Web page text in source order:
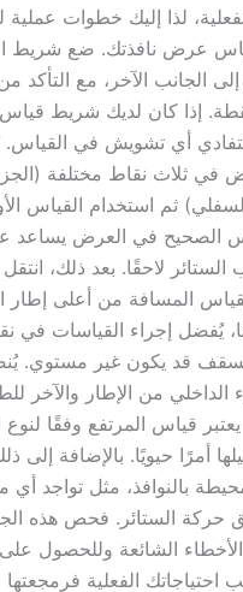
لذا إليك خطوات
عرض نافذتك. ضع شريط
الجانب الآخر، مع التأكد
إذا كان لديك شريط
أي تشويش في
في ثلاث نقاط مختلفة
ثم استخدام القياس
الصحيح في العرض يساعد
لاحقًا. بعد ذلك،
المسافة من أعلى إطار
يُفضل إجراء القياسات في
قد يكون غير مستوي.
الداخلي من الإطار والآخر
قياس المرتفع وفقًا لنوع
أمرًا حيويًا. بالإضافة إلى
بالنوافذ، مثل تواجد أي
حركة الستائر. فحص هذه
الشائعة وللحصول على
احتياجاتك الفعلية